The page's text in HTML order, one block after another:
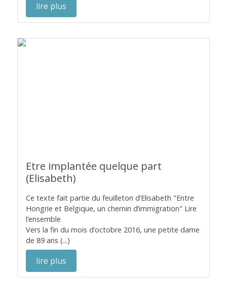
lire plus
Etre implantée quelque part
(Elisabeth)
Ce texte fait partie du feuilleton d’Elisabeth "Entre
Hongrie et Belgique, un chemin d’immigration" Lire
l’ensemble
Vers la fin du mois d’octobre 2016, une petite dame
de 89 ans (...)
lire plus